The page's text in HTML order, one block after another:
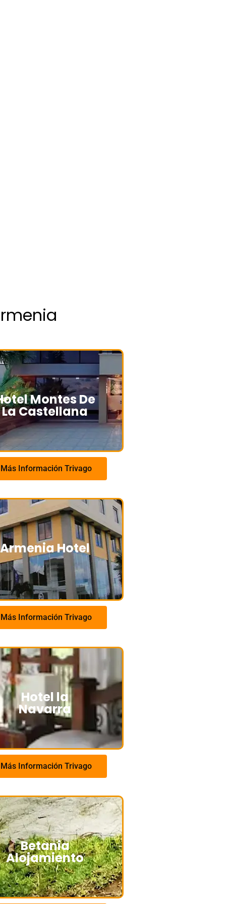
Montes De
La Castellana
Más Información Trivago
Armenia Hotel
Más Información Trivago
Hotel la
Navarra
Más Información Trivago
Betania
Alojamiento